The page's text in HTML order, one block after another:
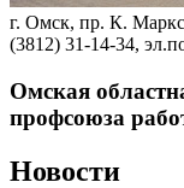
г. Омск, пр. К.
(3812) 31-14-34,
Омская
профсоюза
Новости